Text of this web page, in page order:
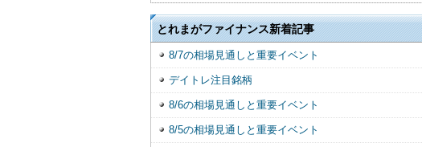
とれまがファイナンス新着記事
8/7の相場見通しと重要イベント
デイトレ注目銘柄
8/6の相場見通しと重要イベント
8/5の相場見通しと重要イベント